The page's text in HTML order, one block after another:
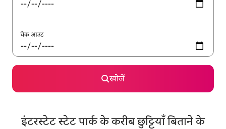
चेक आउट
खोजें
इंटरस्टेट स्टेट पार्क के करीब छुट्टियाँ बिताने के